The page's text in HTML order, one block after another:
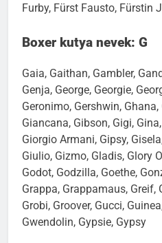
Furby, Fürst Fausto, Fürstin
Boxer kutya nevek: G
Gaia, Gaithan, Gambler,
Genja, George, Georgie,
Geronimo, Gershwin,
Giancana, Gibson, Gigi,
Giorgio Armani, Gipsy,
Giulio, Gizmo, Gladis, Glory
Godot, Godzilla, Goethe,
Grappa, Grappamaus, Greif,
Grobi, Groover, Gucci,
Gwendolin, Gypsie, Gypsy